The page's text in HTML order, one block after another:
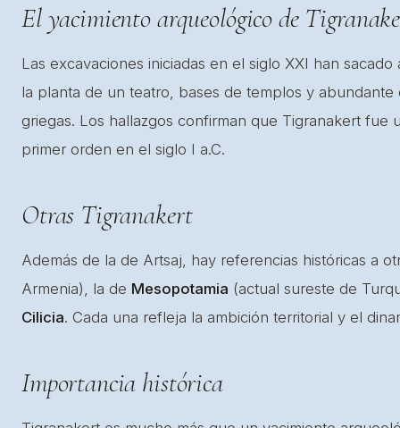
El yacimiento arqueológico de
Las excavaciones iniciadas en el siglo XXI han
la planta de un teatro, bases de templos y abundante
griegas. Los hallazgos confirman que Tigranakert
primer orden en el siglo I a.C.
Otras Tigranakert
Además de la de Artsaj, hay referencias históricas a
Armenia), la de Mesopotamia (actual sureste de
Cilicia. Cada una refleja la ambición territorial y el
Importancia histórica